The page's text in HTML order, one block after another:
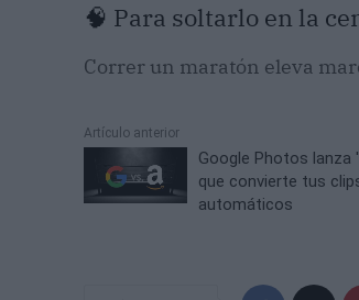
🧠 Para soltarlo en la
Correr un maratón eleva
Artículo anterior
Google Photos lanza
que convierte tus
automáticos